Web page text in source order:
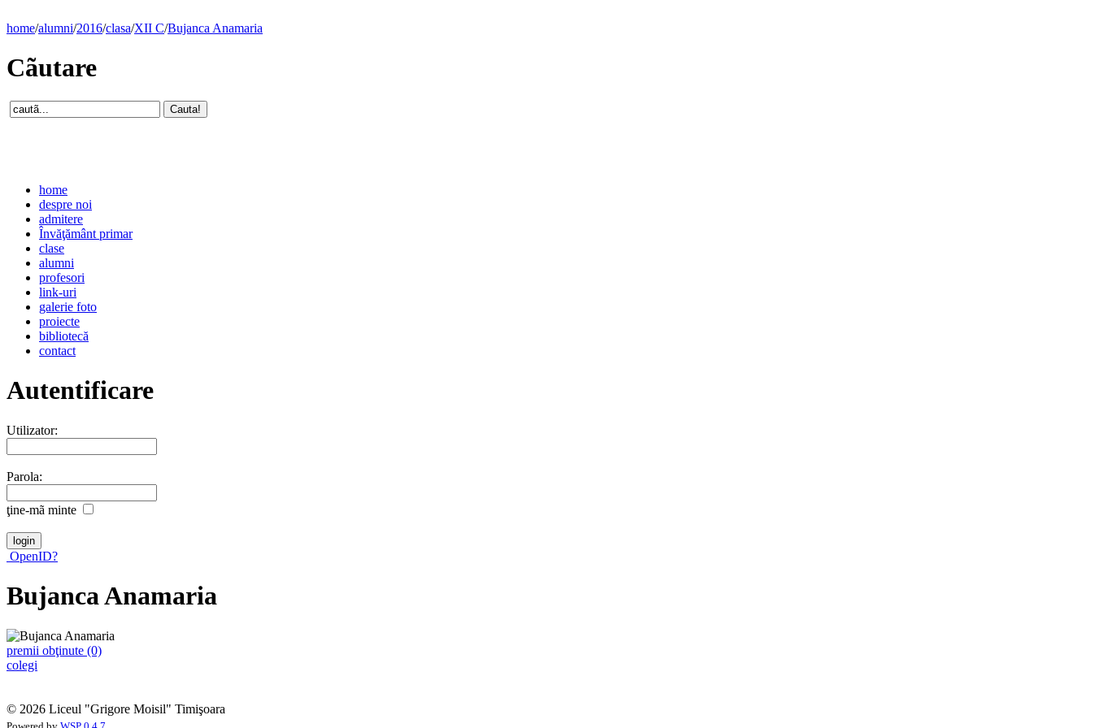
home/alumni/2016/clasa/XII C/Bujanca Anamaria
Cãutare
home
despre noi
admitere
Învăţământ primar
clase
alumni
profesori
link-uri
galerie foto
proiecte
bibliotecă
contact
Autentificare
Utilizator:
Parola:
ţine-mã minte
OpenID?
Bujanca Anamaria
premii obţinute (0)
colegi
© 2026 Liceul "Grigore Moisil" Timişoara